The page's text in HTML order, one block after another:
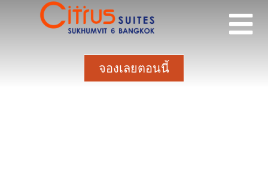
จองเลยตอนนี้